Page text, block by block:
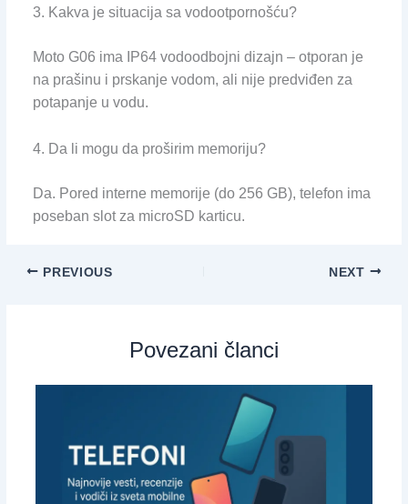
3. Kakva je situacija sa vodootpornošću?
Moto G06 ima IP64 vodoodbojni dizajn – otporan je
na prašinu i prskanje vodom, ali nije predviđen za
potapanje u vodu.
4. Da li mogu da proširim memoriju?
Da. Pored interne memorije (do 256 GB), telefon ima
poseban slot za microSD karticu.
PREVIOUS NEXT
Povezani članci